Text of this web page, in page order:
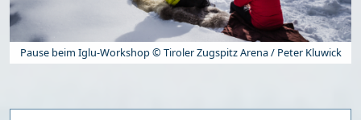
Pause beim Iglu-Workshop © Tiroler Zugspitz Arena / Peter Kluwick